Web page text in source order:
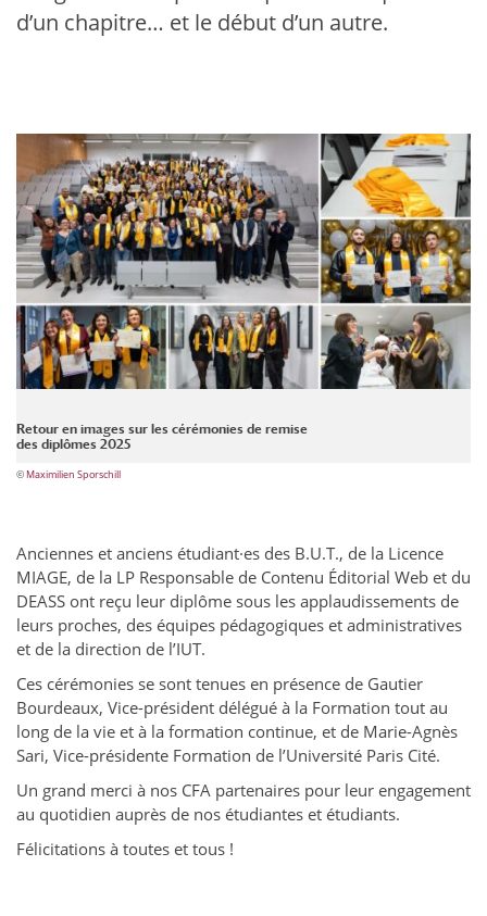
d’un chapitre… et le début d’un autre.
Retour en images sur les cérémonies de remise
des diplômes 2025
©Maximilien Sporschill
Anciennes et anciens étudiant·es des B.U.T., de la Licence
MIAGE, de la LP Responsable de Contenu Éditorial Web et du
DEASS ont reçu leur diplôme sous les applaudissements de
leurs proches, des équipes pédagogiques et administratives
et de la direction de l’IUT.
Ces cérémonies se sont tenues en présence de Gautier
Bourdeaux, Vice-président délégué à la Formation tout au
long de la vie et à la formation continue, et de Marie-Agnès
Sari, Vice-présidente Formation de l’Université Paris Cité.
Un grand merci à nos CFA partenaires pour leur engagement
au quotidien auprès de nos étudiantes et étudiants.
Félicitations à toutes et tous !